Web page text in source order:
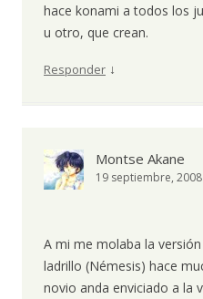
hace konami a todos los
u otro, que crean.
Responder ↓
Montse Akane
19 septiembre,
A mi me molaba la
ladrillo (Némesis) hace
novio anda enviciado a la